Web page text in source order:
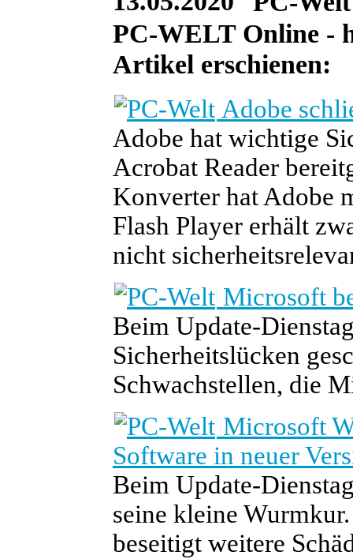
PC-WELT Online -
Artikel erschienen:
Adobe
Adobe hat wichtige
Acrobat Reader
Konverter hat Adobe
Flash Player erhält
nicht
Microsoft
Beim Update-
Sicherheitslücken
Schwachstellen, die
Microsoft
Software in neuer
Beim Update-
seine kleine
beseitigt weitere